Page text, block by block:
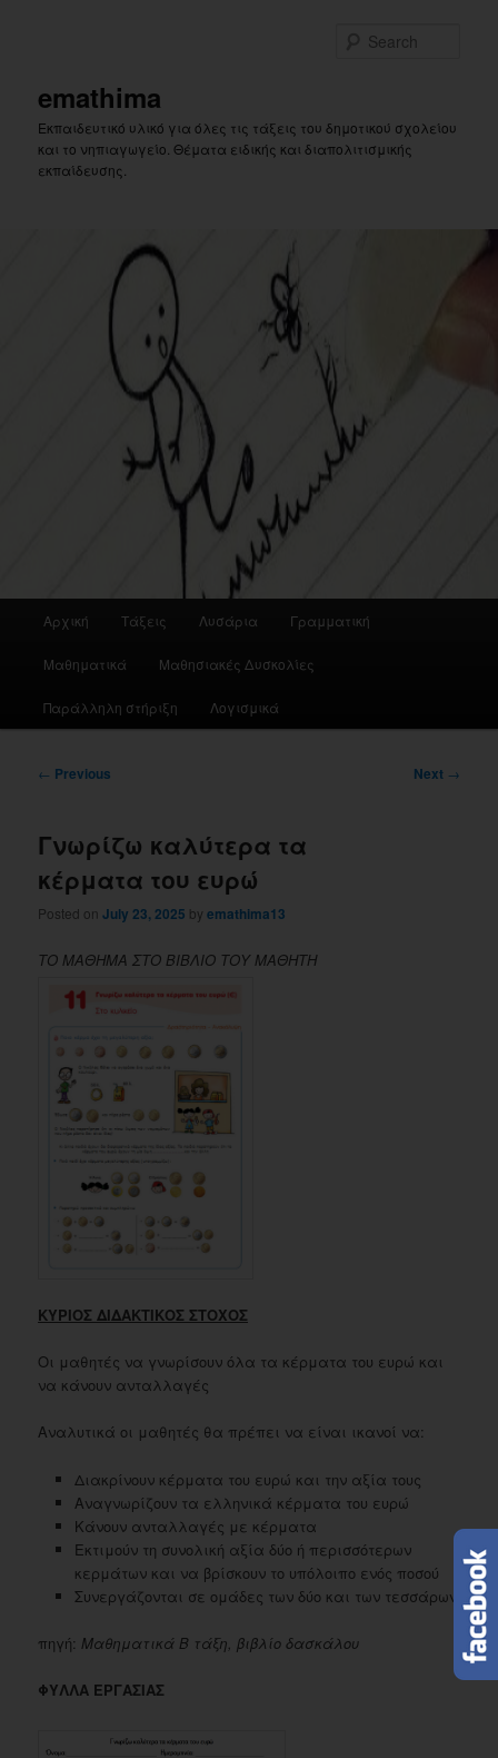
emathima
Εκπαιδευτικό υλικό για όλες τις τάξεις του δημοτικού σχολείου
και το νηπιαγωγείο. Θέματα ειδικής και διαπολιτισμικής
εκπαίδευσης.
Αρχική Τάξεις Λυσάρια Γραμματική
Μαθηματικά Μαθησιακές Δυσκολίες
Παράλληλη στήριξη Λογισμικά
Post
← Previous Next →
Γνωρίζω καλύτερα τα
κέρματα του ευρώ
Posted onJuly 23, 2025 byemathima13
ΤΟ ΜΑΘΗΜΑ ΣΤΟ ΒΙΒΛΙΟ ΤΟΥ ΜΑΘΗΤΗ
ΚΥΡΙΟΣ ΔΙΔΑΚΤΙΚΟΣ ΣΤΟΧΟΣ
Οι μαθητές να γνωρίσουν όλα τα κέρματα του ευρώ και
να κάνουν ανταλλαγές
Αναλυτικά οι μαθητές θα πρέπει να είναι ικανοί να:
Διακρίνουν κέρματα του ευρώ και την αξία τους
Αναγνωρίζουν τα ελληνικά κέρματα του ευρώ
Κάνουν ανταλλαγές με κέρματα
Εκτιμούν τη συνολική αξία δύο ή περισσότερων
κερμάτων και να βρίσκουν το υπόλοιπο ενός ποσού
Συνεργάζονται σε ομάδες των δύο και των τεσσάρων
πηγή: Μαθηματικά Β τάξη, βιβλίο δασκάλου
ΦΥΛΛΑ ΕΡΓΑΣΙΑΣ